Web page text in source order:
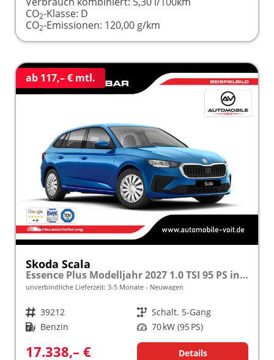
CO2-Klasse: D
CO2-Emissionen: 120,00 g/km
ab 117,– € mtl.
Skoda Scala
Essence Plus Modelljahr 2027 1.0 TSI 95 PS inkl. 5 J. Garantie frei konfigurierbar
unverbindliche Lieferzeit: 3-5 Monate Neuwagen
Fahrzeugnr. 39212 Getriebe Schalt. 5-Gang
Kraftstoff Benzin Leistung 70 kW (95 PS)
17.338,– € Details